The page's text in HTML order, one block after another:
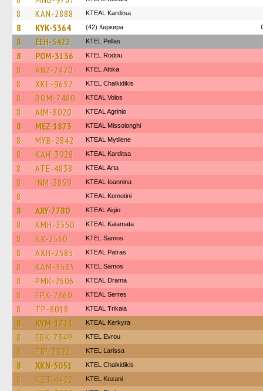
8 KAN-2888 KTEAL Karditsa
8 KYK-5364 (42) Керкира
8 EEH-5422 KTEL Pellas
8 POM-3136 ΚΤΕL Rodou
8 ANZ-7420 KΤΕL Αttika
8 XKE-9632 ΚΤΕL Chalkidikis
8 BOM-7480 KTEAL Volos
8 AIM-8020 KTEAL Agrinio
8 MEZ-1873 KTEAL Missolonghi
8 MYB-2842 KTEAL Mytilene
8 KAH-3928 KTEAL Karditsa
8 ATE-4838 KTEAL Arta
8 INM-3859 KTEAL Ioannina
8 KTEAL Komotini
8 AXY-7780 KTEAL Aigio
8 KMH-3550 KTEAL Kalamata
8 KX-2560 KTEL Samos
8 AXH-2585 KTEAL Patras
8 KAM-3585 KTEL Samos
8 PMK-2606 KTEAL Drama
8 EPK-2860 KTEAL Serres
8 TP-8018 KTEAL Trikala
8 KYM-1721 KTEAL Kerkyra
8 EBK-7349 KTEL Evrou
8 PIP-3322 KTEL Larissa
8 XKN-5051 ΚΤΕL Chalkidikis
8 KZT-4402 ΚΤΕL Kozani